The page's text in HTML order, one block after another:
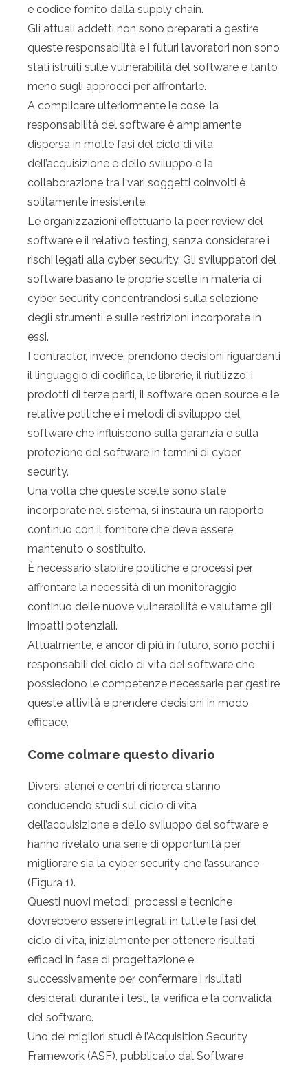
e codice fornito dalla supply chain.
Gli attuali addetti non sono preparati a gestire
queste responsabilità e i futuri lavoratori non sono
stati istruiti sulle vulnerabilità del software e tanto
meno sugli approcci per affrontarle.
A complicare ulteriormente le cose, la
responsabilità del software è ampiamente
dispersa in molte fasi del ciclo di vita
dell’acquisizione e dello sviluppo e la
collaborazione tra i vari soggetti coinvolti è
solitamente inesistente.
Le organizzazioni effettuano la peer review del
software e il relativo testing, senza considerare i
rischi legati alla cyber security. Gli sviluppatori del
software basano le proprie scelte in materia di
cyber security concentrandosi sulla selezione
degli strumenti e sulle restrizioni incorporate in
essi.
I contractor, invece, prendono decisioni riguardanti
il linguaggio di codifica, le librerie, il riutilizzo, i
prodotti di terze parti, il software open source e le
relative politiche e i metodi di sviluppo del
software che influiscono sulla garanzia e sulla
protezione del software in termini di cyber
security.
Una volta che queste scelte sono state
incorporate nel sistema, si instaura un rapporto
continuo con il fornitore che deve essere
mantenuto o sostituito.
È necessario stabilire politiche e processi per
affrontare la necessità di un monitoraggio
continuo delle nuove vulnerabilità e valutarne gli
impatti potenziali.
Attualmente, e ancor di più in futuro, sono pochi i
responsabili del ciclo di vita del software che
possiedono le competenze necessarie per gestire
queste attività e prendere decisioni in modo
efficace.
Come colmare questo divario
Diversi atenei e centri di ricerca stanno
conducendo studi sul ciclo di vita
dell’acquisizione e dello sviluppo del software e
hanno rivelato una serie di opportunità per
migliorare sia la cyber security che l’assurance
(Figura 1).
Questi nuovi metodi, processi e tecniche
dovrebbero essere integrati in tutte le fasi del
ciclo di vita, inizialmente per ottenere risultati
efficaci in fase di progettazione e
successivamente per confermare i risultati
desiderati durante i test, la verifica e la convalida
del software.
Uno dei migliori studi è l’Acquisition Security
Framework (ASF), pubblicato dal Software